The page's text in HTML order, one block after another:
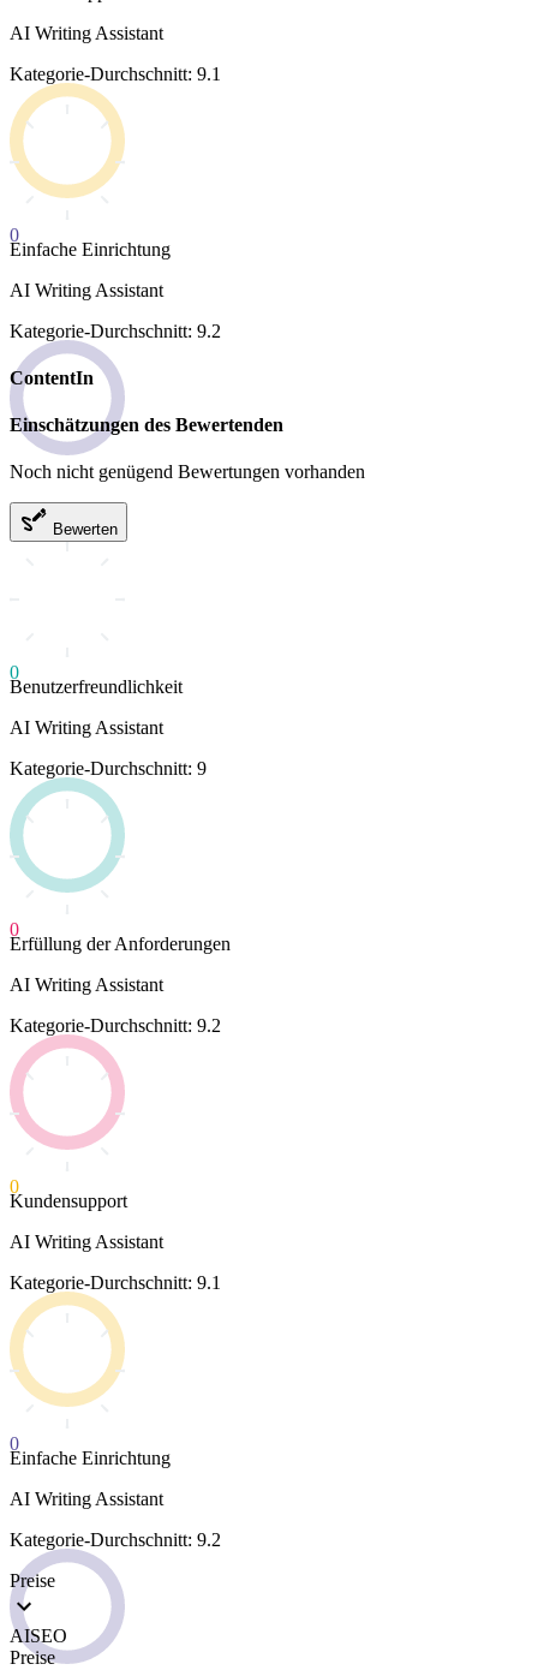
AI Writing Assistant
Kategorie-Durchschnitt: 9.1
0
Einfache Einrichtung
AI Writing Assistant
Kategorie-Durchschnitt: 9.2
ContentIn
Einschätzungen des Bewertenden
Noch nicht genügend Bewertungen vorhanden
Bewerten
0
Benutzerfreundlichkeit
AI Writing Assistant
Kategorie-Durchschnitt: 9
0
Erfüllung der Anforderungen
AI Writing Assistant
Kategorie-Durchschnitt: 9.2
0
Kundensupport
AI Writing Assistant
Kategorie-Durchschnitt: 9.1
0
Einfache Einrichtung
AI Writing Assistant
Kategorie-Durchschnitt: 9.2
Preise
AISEO
Preise